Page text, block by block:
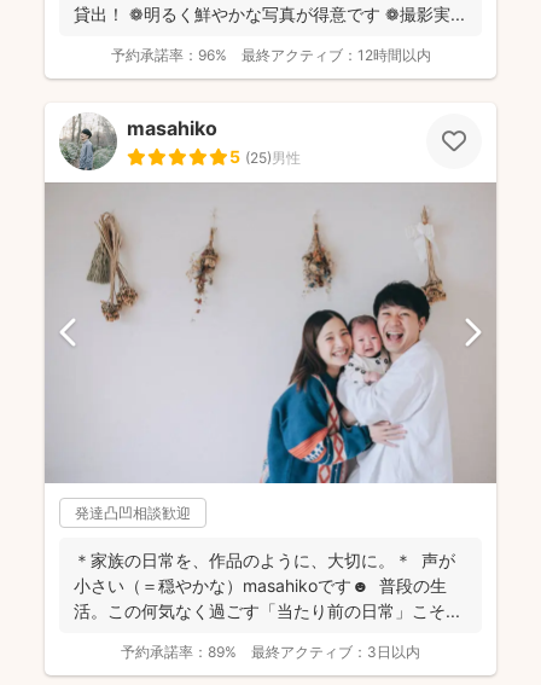
貸出！ ❁明るく鮮やかな写真が得意です ❁撮影実...
予約承諾率： 96% 最終アクティブ： 12時間以内
masahiko
5 (25)男性
発達凸凹相談歓迎
＊家族の日常を、作品のように、大切に。＊ 声が
小さい（＝穏やかな）masahikoです☻ 普段の生
活。この何気なく過ごす「当たり前の日常」こそ...
予約承諾率： 89% 最終アクティブ： 3日以内